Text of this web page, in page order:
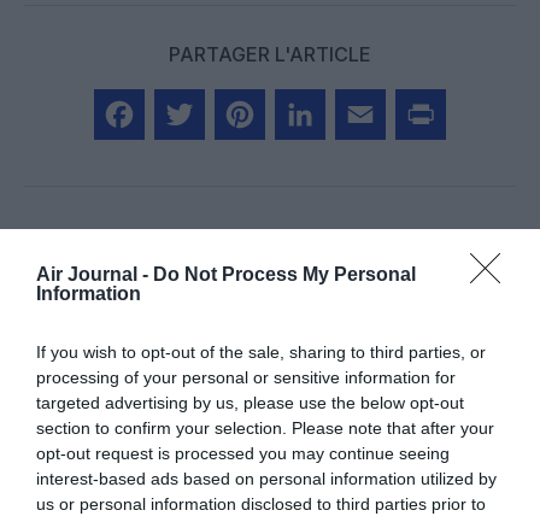
Air Journal - Do Not Process My Personal
Information
If you wish to opt-out of the sale, sharing to third parties, or
processing of your personal or sensitive information for
targeted advertising by us, please use the below opt-out
section to confirm your selection. Please note that after your
opt-out request is processed you may continue seeing
interest-based ads based on personal information utilized by
us or personal information disclosed to third parties prior to
PARTAGER L'ARTICLE
Aucun commentaire !
FAIRE UN DON
Appel aux lecteurs !